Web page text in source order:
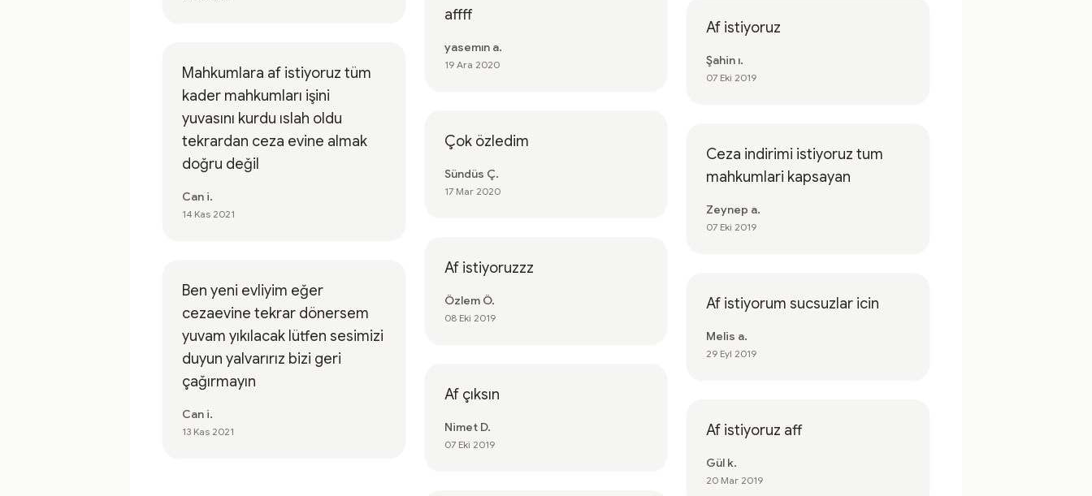
Mahkumlara af istiyoruz tüm
kader mahkumları işini
yuvasını kurdu ıslah oldu
tekrardan ceza evine almak
doğru değil
Can i.
14 Kas 2021
Ben yeni evliyim eğer
cezaevine tekrar dönersem
yuvam yıkılacak lütfen sesimizi
duyun yalvarırız bizi geri
çağırmayın
Can i.
13 Kas 2021
affff
yasemın a.
19 Ara 2020
Çok özledim
Sündüs Ç.
17 Mar 2020
Af istiyoruzzz
Özlem Ö.
08 Eki 2019
Af çıksın
Nimet D.
07 Eki 2019
Af istiyoruz
Şahin ı.
07 Eki 2019
Ceza indirimi istiyoruz tum
mahkumlari kapsayan
Zeynep a.
07 Eki 2019
Af istiyorum sucsuzlar icin
Melis a.
29 Eyl 2019
Af istiyoruz aff
Gül k.
20 Mar 2019